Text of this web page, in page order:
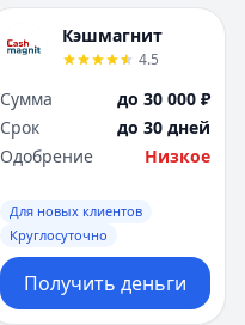
Кэшмагнит
4.5
Сумма
до 30 000 ₽
Срок
до 30 дней
Одобрение
Низкое
Для новых клиентов
Круглосуточно
Получить деньги